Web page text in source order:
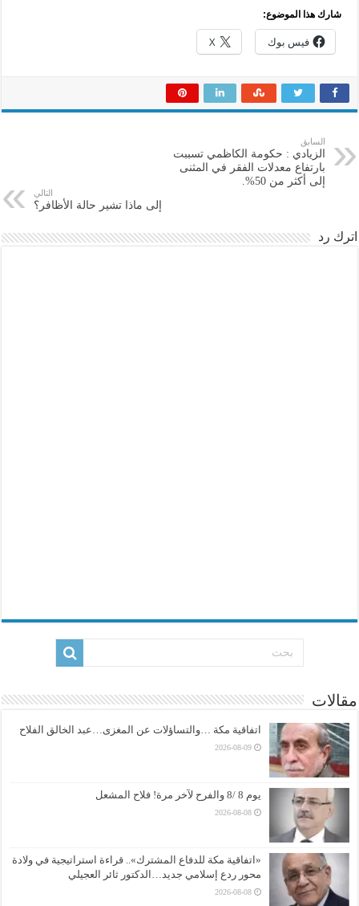
شارك هذا الموضوع:
فيس بوك X
السابق
الزيادي : حكومة الكاظمي تسببت
بارتفاع معدلات الفقر في المثنى
إلى أكثر من 50%.
التالي
إلى ماذا تشير حالة الأظافر؟
اترك رد
مقالات
اتفاقية مكة …والتساؤلات عن المغزى…عبد الخالق الفلاح
2026-08-09
يوم 8 /8 والفرح لآخر مرة! فلاح المشعل
2026-08-08
«اتفاقية مكة للدفاع المشترك».. قراءة استراتيجية في ولادة
محور ردع إسلامي جديد…الدكتور ثائر العجيلي
2026-08-08